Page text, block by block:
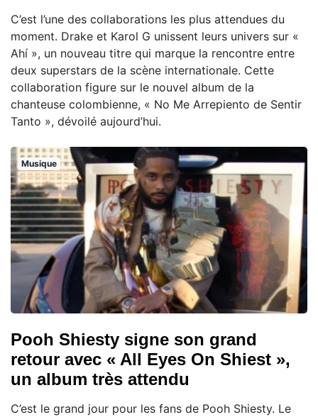
C’est l’une des collaborations les plus attendues du
moment. Drake et Karol G unissent leurs univers sur «
Ahí », un nouveau titre qui marque la rencontre entre
deux superstars de la scène internationale. Cette
collaboration figure sur le nouvel album de la
chanteuse colombienne, « No Me Arrepiento de Sentir
Tanto », dévoilé aujourd’hui.
Musique
Pooh Shiesty signe son grand
retour avec « All Eyes On Shiest »,
un album très attendu
C’est le grand jour pour les fans de Pooh Shiesty. Le